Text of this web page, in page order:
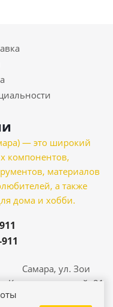
— это широкий
компонентов,
материалов
а также
дома и хобби.
Самара, ул. Зои
Космодемьянской, 21